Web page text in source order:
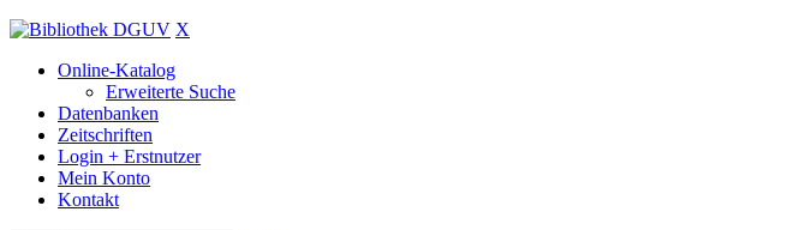
X
Online-Katalog
Erweiterte Suche
Datenbanken
Zeitschriften
Login + Erstnutzer
Mein Konto
Kontakt